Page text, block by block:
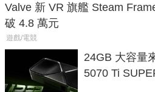
Valve 新 VR 旗艦 Steam
破 4.8 萬元
遊戲/電競
24GB 大容量
5070 Ti